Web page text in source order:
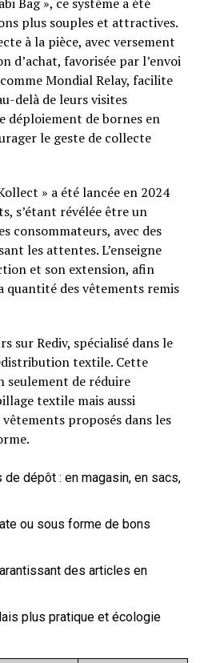
plus souples et attractives.
à la pièce, avec versement
d’achat, favorisée par l’envoi
Mondial Relay, facilite
delà de leurs visites
déploiement de bornes en
le geste de collecte
» a été lancée en 2024
s’étant révélée être un
consommateurs, avec des
les attentes. L’enseigne
et son extension, afin
quantité des vêtements remis
sur Rediv, spécialisé dans le
textile. Cette
de réduire
textile mais aussi
proposés dans les
dépôt : en magasin, en sacs,
ou sous forme de bons
des articles en
plus pratique et écologie